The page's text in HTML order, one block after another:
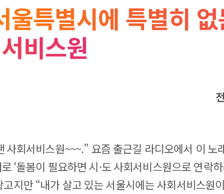
울특별시에 특별히
비스원
사회서비스원~~~.” 요즘 출근길 라디오에서 이 노
‘돌봄이 필요하면 시·도 사회서비스원으로 연락
지만 “내가 살고 있는 서울시에는 사회서비스원